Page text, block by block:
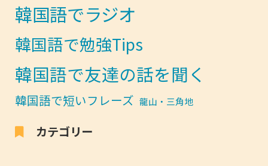
韓国語でラジオ
韓国語で勉強Tips
韓国語で友達の話を聞く
韓国語で短いフレーズ 龍山・三角地
カテゴリー